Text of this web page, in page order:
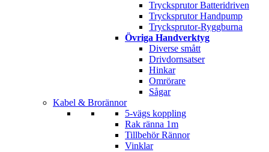
Trycksprutor Batteridriven
Trycksprutor Handpump
Trycksprutor-Ryggburna
Övriga Handverktyg
Diverse smått
Drivdornsatser
Hinkar
Omrörare
Sågar
Kabel & Brorännor
5-vägs koppling
Rak ränna 1m
Tillbehör Rännor
Vinklar